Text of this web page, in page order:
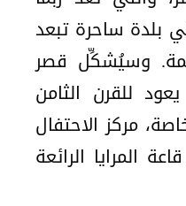
بلدة ساحرة تبعد
وسيُشكِّل قصر
للقرن الثامن
مركز الاحتفال
المرايا الرائعة